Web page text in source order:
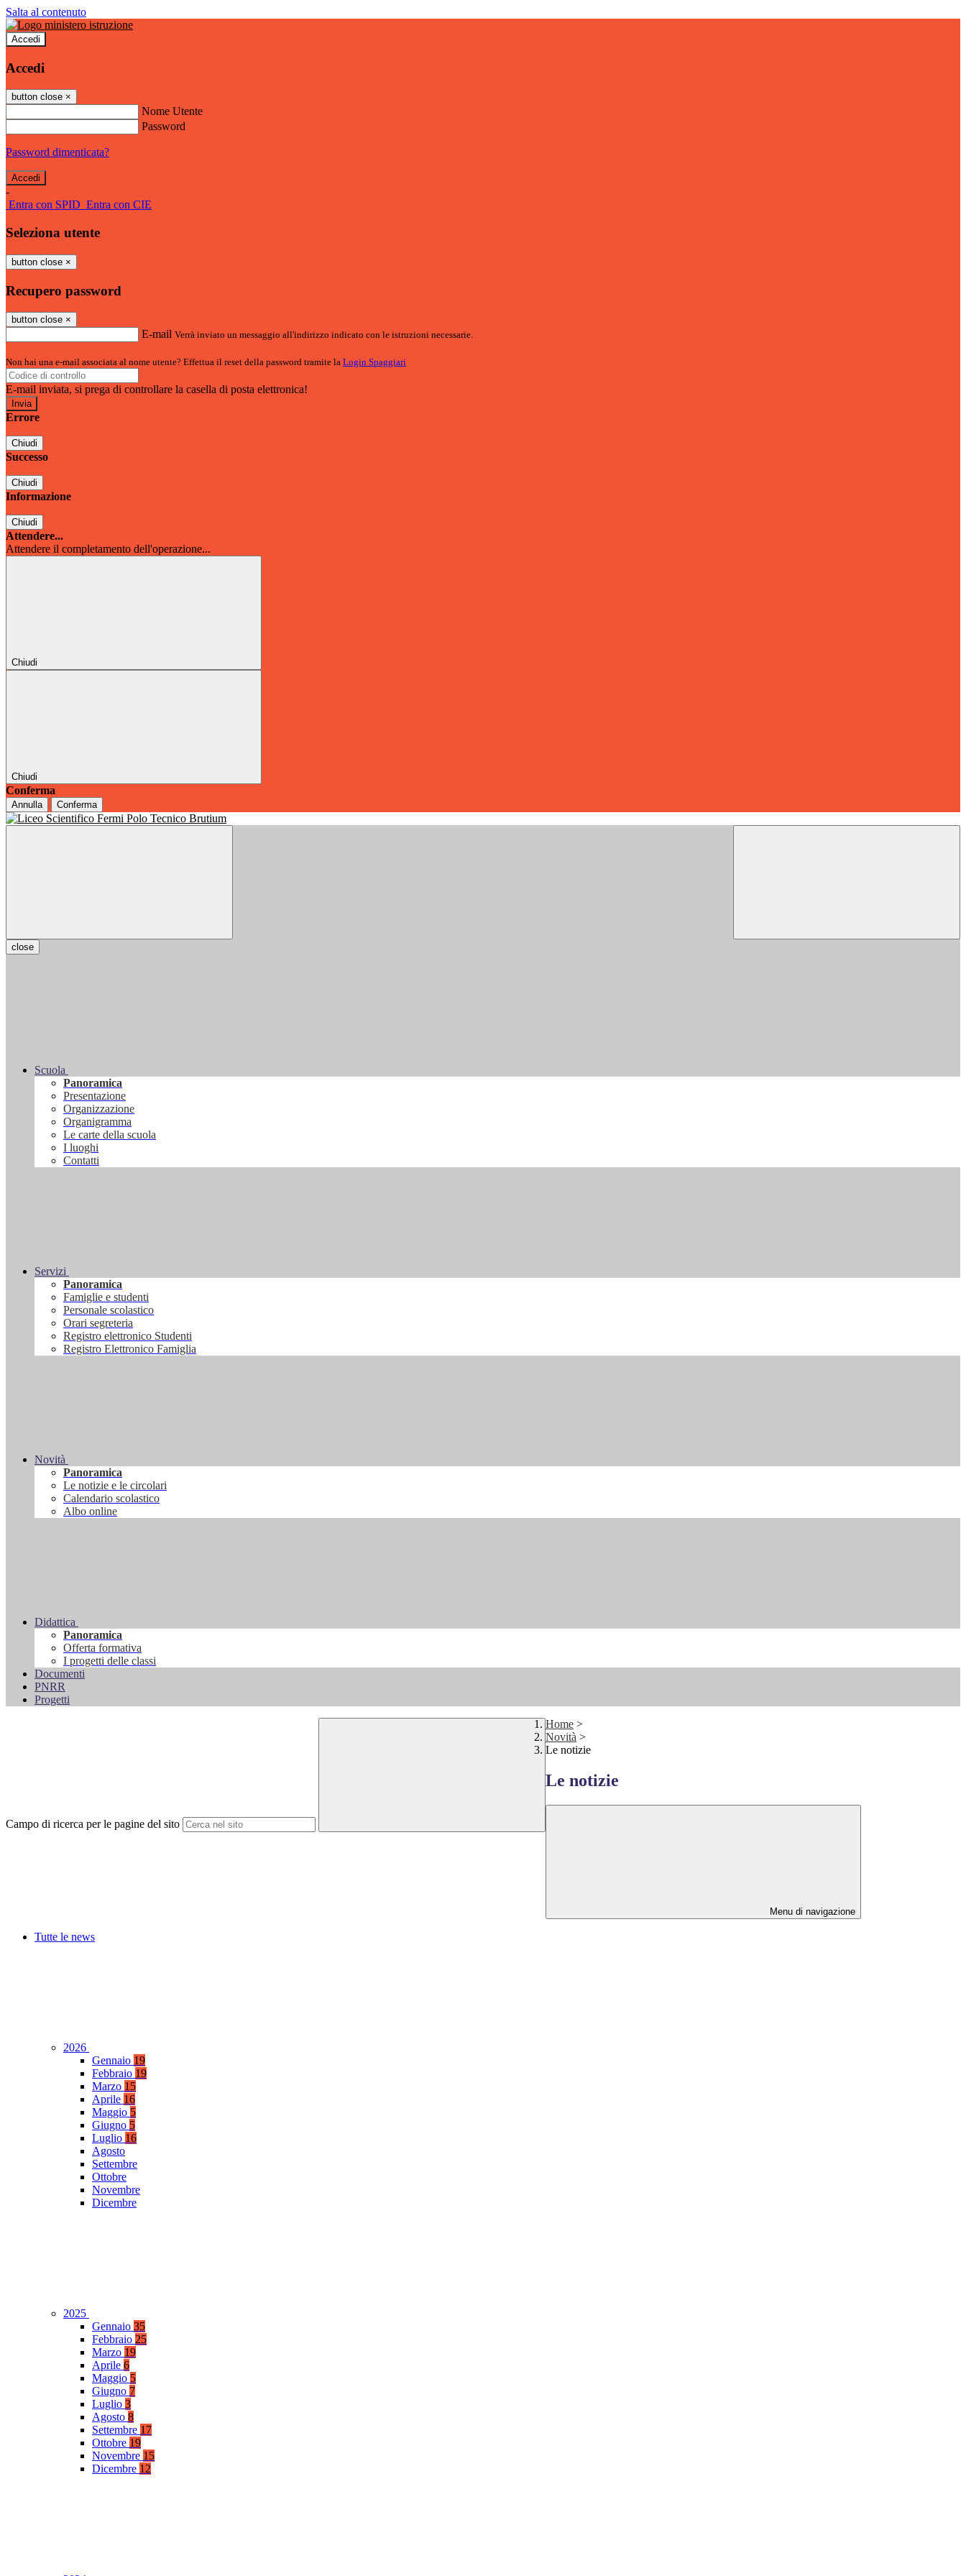
Salta al contenuto
Accedi
Accedi
button close ×
Nome Utente
Password
Password dimenticata?
-
Entra con SPID Entra con CIE
Seleziona utente
button close ×
Recupero password
button close ×
E-mail Verrà inviato un messaggio all'indirizzo indicato con le istruzioni necessarie.
Non hai una e-mail associata al nome utente? Effettua il reset della password tramite la Login Spaggiari
E-mail inviata, si prega di controllare la casella di posta elettronica!
Errore
Chiudi
Successo
Chiudi
Informazione
Chiudi
Attendere...
Attendere il completamento dell'operazione...
Chiudi
Chiudi
Conferma
Annulla Conferma
close
Scuola
Panoramica
Presentazione
Organizzazione
Organigramma
Le carte della scuola
I luoghi
Contatti
Servizi
Panoramica
Famiglie e studenti
Personale scolastico
Orari segreteria
Registro elettronico Studenti
Registro Elettronico Famiglia
Novità
Panoramica
Le notizie e le circolari
Calendario scolastico
Albo online
Didattica
Panoramica
Offerta formativa
I progetti delle classi
Documenti
PNRR
Progetti
Campo di ricerca per le pagine del sito
Home >
Novità >
Le notizie
Le notizie
Menu di navigazione
Tutte le news
2026
Gennaio 19
Febbraio 19
Marzo 15
Aprile 16
Maggio 5
Giugno 5
Luglio 16
Agosto
Settembre
Ottobre
Novembre
Dicembre
2025
Gennaio 35
Febbraio 25
Marzo 19
Aprile 6
Maggio 5
Giugno 7
Luglio 3
Agosto 8
Settembre 17
Ottobre 19
Novembre 15
Dicembre 12